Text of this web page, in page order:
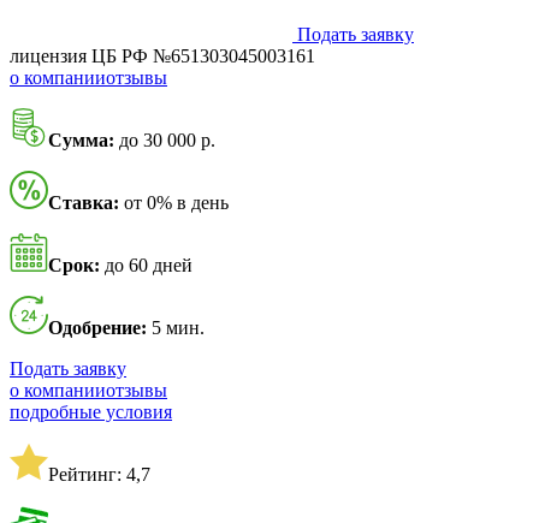
Подать заявку
лицензия ЦБ РФ №651303045003161
о компанииотзывы
Сумма: до 30 000 р.
Ставка: от 0% в день
Срок: до 60 дней
Одобрение: 5 мин.
Подать заявку
о компанииотзывы
подробные условия
Рейтинг: 4,7